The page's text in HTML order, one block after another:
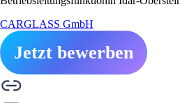
CARGLASS GmbH
Jetzt bewerben